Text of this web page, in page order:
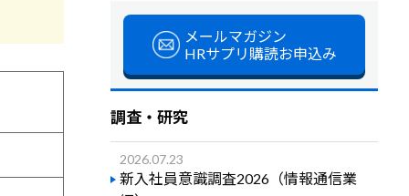
メールマガジン
HRサプリ購読お申込み
調査・研究
2026.07.23
新入社員意識調査2026（情報通信業